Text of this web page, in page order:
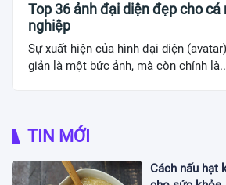
Top 36 ảnh đại diện đẹp cho cá
nghiệp
Sự xuất hiện của hình đại diện
giản là một bức ảnh, mà còn chính
TIN MỚI
Cách nấu hạt